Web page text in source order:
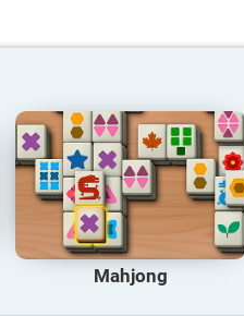
Mahjong